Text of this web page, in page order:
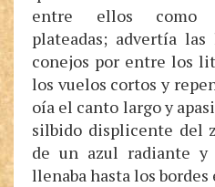
entre ellos como
plateadas; advertía
conejos por entre los
los vuelos cortos y
oía el canto largo y
silbido displicente del
de un azul radiante
llenaba hasta los